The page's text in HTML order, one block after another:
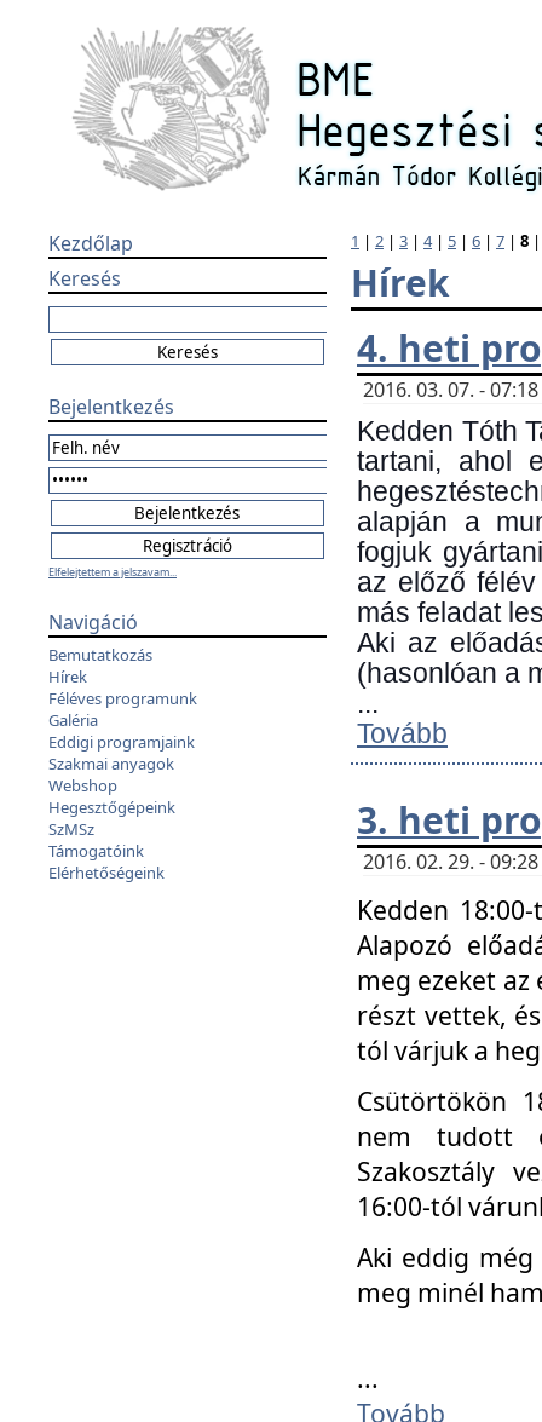
Kezdőlap
Keresés
Bejelentkezés
Elfelejtettem a jelszavam...
Navigáció
Bemutatkozás
Hírek
Féléves programunk
Galéria
Eddigi programjaink
Szakmai anyagok
Webshop
Hegesztőgépeink
SzMSz
Támogatóink
Elérhetőségeink
1 | 2 | 3 | 4| 5 | 6 | 7 | 8
Hírek
4. heti
2016. 03. 07. -
Kedden Tóth
tartani, ahol
alapján a
fogjuk
az előző
más feladat
Aki az
(hasonlóan a
...
Tovább
3. heti
2016. 02. 29. -
Kedden
Alapozó
meg ezeket
részt vettek,
tól várjuk a
Csütörtökön
nem tudott
Szakosztály
16:00-tól
Aki eddig
meg minél
...
Tovább